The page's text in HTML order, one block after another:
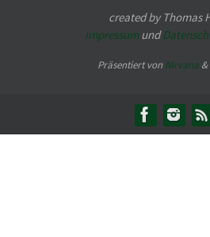
created by Thomas
Impressumund
Präsentiert von Nirvana &